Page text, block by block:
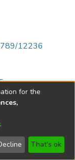
12236
for the
.
That's ok